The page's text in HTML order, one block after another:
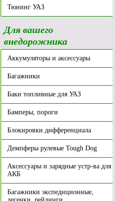
Тюнинг УАЗ
Для вашего
внедорожника
Аккумуляторы и аксессуары
Багажники
Баки топливные для УАЗ
Бамперы, пороги
Блокировки дифференциала
Демпферы рулевые Tough Dog
Аксессуары и зарядные устр-ва для
АКБ
Багажники экспедиционные,